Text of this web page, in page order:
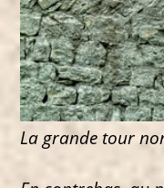
La grande tour